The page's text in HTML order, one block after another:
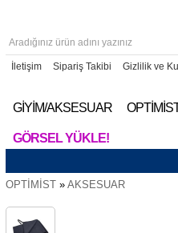
İletişim Sipariş Takibi Gizlilik ve
GİYİM/AKSESUAR
GÖRSEL YÜKLE!
OPTİMİST » AKSESUAR